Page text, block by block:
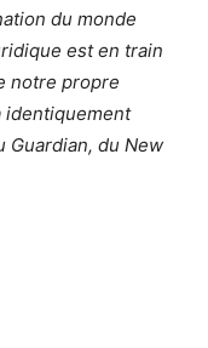
du monde
est en train
notre propre
identiquement
Guardian, du New